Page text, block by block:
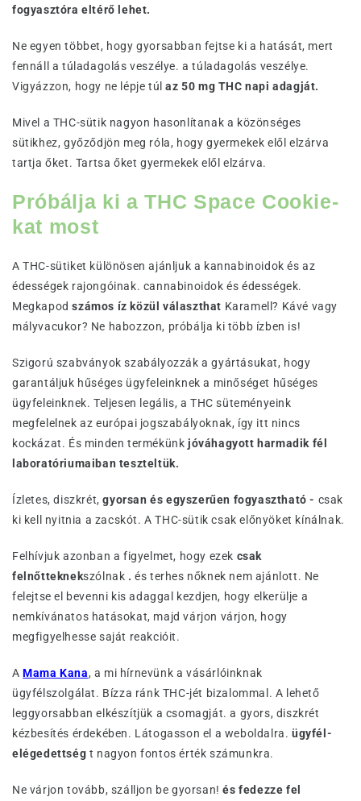
fogyasztóra eltérő lehet.
Ne egyen többet, hogy gyorsabban fejtse ki a hatását, mert
fennáll a túladagolás veszélye. a túladagolás veszélye.
Vigyázzon, hogy ne lépje túlaz 50 mg THC napi adagját.
Mivel a THC-sütik nagyon hasonlítanak a közönséges
sütikhez, győződjön meg róla, hogy gyermekek elől elzárva
tartja őket. Tartsa őket gyermekek elől elzárva.
Próbálja ki a THC Space Cookie-
kat most
A THC-sütiket különösen ajánljuk a kannabinoidok és az
édességek rajongóinak. cannabinoidok és édességek.
Megkapodszámos íz közül választhat Karamell? Kávé vagy
mályvacukor? Ne habozzon, próbálja ki több ízben is!
Szigorú szabványok szabályozzák a gyártásukat, hogy
garantáljuk hűséges ügyfeleinknek a minőséget hűséges
ügyfeleinknek. Teljesen legális, a THC süteményeink
megfelelnek az európai jogszabályoknak, így itt nincs
kockázat. És minden termékünkjóváhagyott harmadik fél
laboratóriumaiban teszteltük.
Ízletes, diszkrét,gyorsan és egyszerűen fogyasztható - csak
ki kell nyitnia a zacskót. A THC-sütik csak előnyöket kínálnak.
Felhívjuk azonban a figyelmet, hogy ezek csak
felnőtteknekszólnak . és terhes nőknek nem ajánlott. Ne
felejtse el bevenni kis adaggal kezdjen, hogy elkerülje a
nemkívánatos hatásokat, majd várjon várjon, hogy
megfigyelhesse saját reakcióit.
AMama Kana, a mi hírnevünk a vásárlóinknak
ügyfélszolgálat. Bízza ránk THC-jét bizalommal. A lehető
leggyorsabban elkészítjük a csomagját. a gyors, diszkrét
kézbesítés érdekében. Látogasson el a weboldalra.ügyfél-
elégedettség t nagyon fontos érték számunkra.
Ne várjon tovább, szálljon be gyorsan!és fedezze fel